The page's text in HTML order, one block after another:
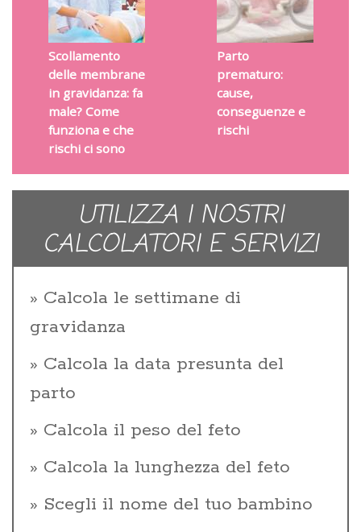
Scollamento
delle membrane
in gravidanza: fa
male? Come
funziona e che
rischi ci sono
Parto
prematuro:
cause,
conseguenze e
rischi
UTILIZZA I NOSTRI
CALCOLATORI E SERVIZI
Calcola le settimane di
gravidanza
Calcola la data presunta del
parto
Calcola il peso del feto
Calcola la lunghezza del feto
Scegli il nome del tuo bambino